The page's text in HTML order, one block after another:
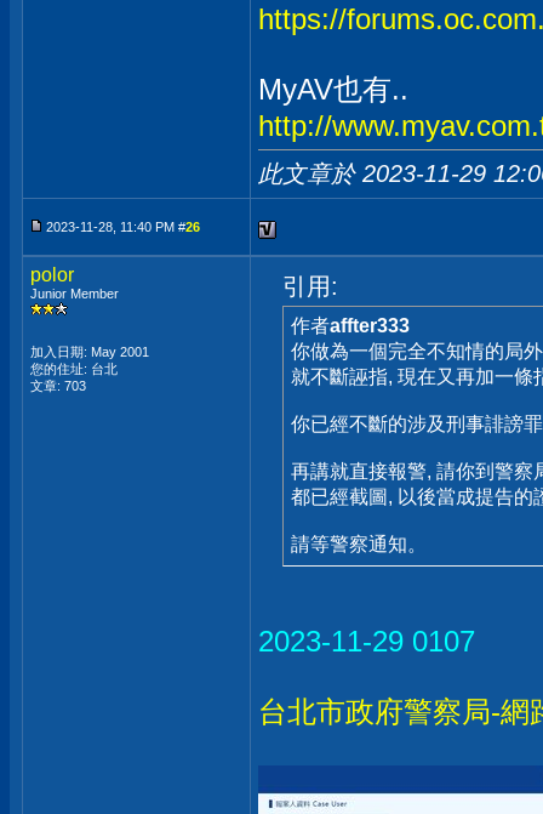
https://
MyAV也有..
http://
此文章於 2023-11-29
2023-11-28, 11:40 PM #26
polor
Junior Member
加入日期: May 2001
您的住址: 台北
文章: 703
引用:
作者affter333
你做為一個完全不知情的局
就不斷誣指, 現在又再加一條
你已經不斷的涉及刑事誹謗
再講就直接報警, 請你到警察
都已經截圖, 以後當成提告的
請等警察通知。
2023-11-29 0107
台北市政府警察局-網